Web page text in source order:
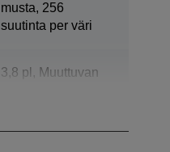
musta, 256
suutinta per väri
3,8 pl, Muuttuvan